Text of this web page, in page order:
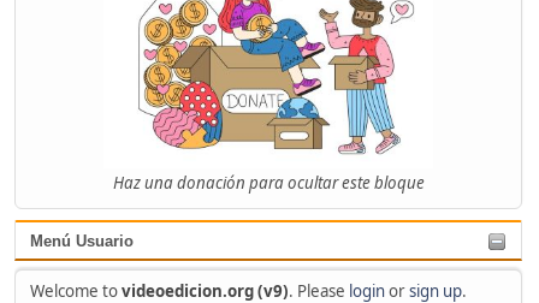
Haz una donación para ocultar este bloque
Menú Usuario
Welcome tovideoedicion.org (v9). Please loginorsign up.